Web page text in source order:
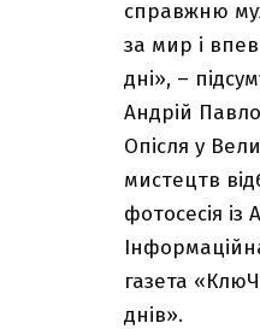
справжню
за мир і
дні», –
Андрій
Опісля у
мистецтв
фотосесія
газета
днів».